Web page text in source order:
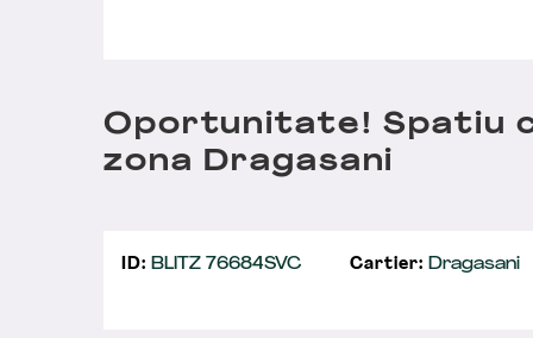
Oportunitate! Spatiu
zona Dragasani
ID: BLITZ 76684SVC Cartier: Dragasani